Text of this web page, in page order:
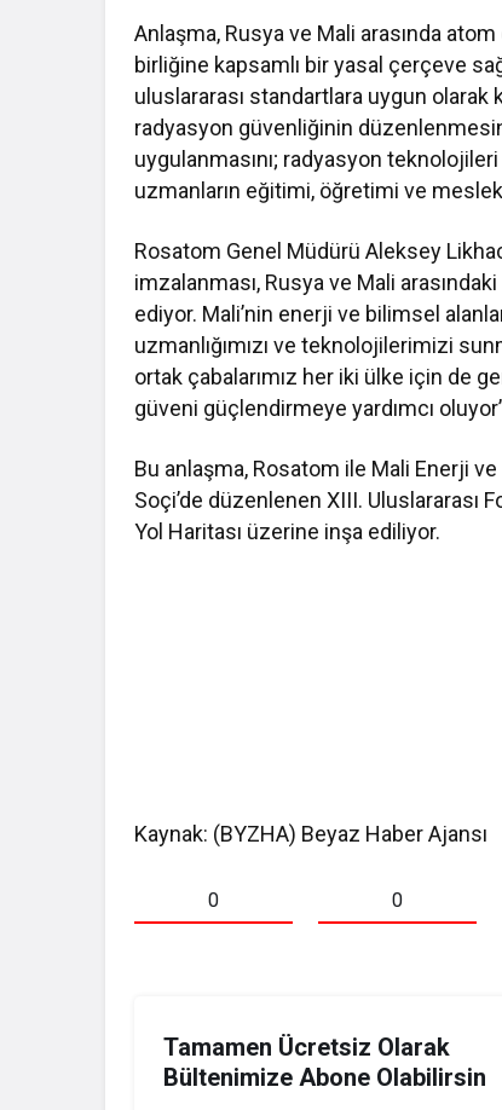
Anlaşma, Rusya ve Mali arasında
birliğine kapsamlı bir yasal çerçeve
uluslararası standartlara uygun
radyasyon güvenliğinin
uygulanmasını; radyasyon
uzmanların eğitimi, öğretimi ve
Rosatom Genel Müdürü Aleksey
imzalanması, Rusya ve Mali
ediyor. Mali’nin enerji ve bilimsel
uzmanlığımızı ve teknolojilerimizi
ortak çabalarımız her iki ülke için de
güveni güçlendirmeye yardımcı
Bu anlaşma, Rosatom ile Mali Enerji ve
Soçi’de düzenlenen XIII. Uluslararası
Yol Haritası üzerine inşa ediliyor.
Kaynak: (BYZHA) Beyaz Haber Ajansı
0 0
Tamamen Ücretsiz Olarak
Bültenimize Abone Olabilirsin